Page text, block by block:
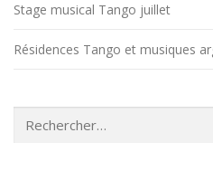
Stage musical Tango juillet
Résidences Tango et musiques